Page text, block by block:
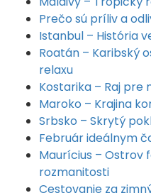
Prečo sú príliv a
Istanbul – História
Roatán – Karibský
relaxu
Kostarika – Raj
Maroko – Krajina
Srbsko – Skrytý
Február ideálnym
Maurícius – Ostrov
rozmanitosti
Cestovanie za